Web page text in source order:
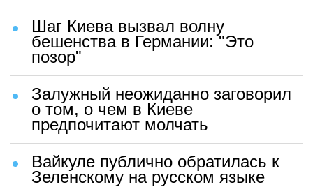
Шаг Киева вызвал волну
бешенства в Германии: "Это
позор"
Залужный неожиданно заговорил
о том, о чем в Киеве
предпочитают молчать
Вайкуле публично обратилась к
Зеленскому на русском языке